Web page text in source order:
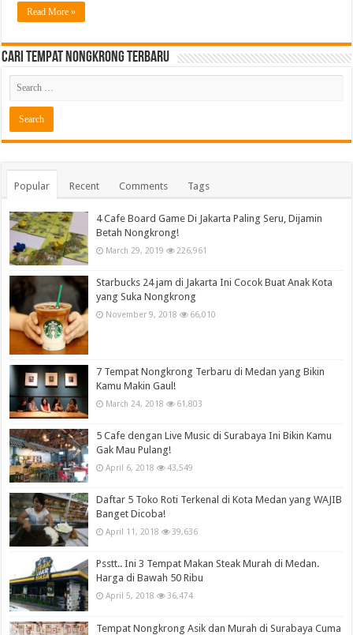
Read More »
Cari Tempat Nongkrong Terbaru
Popular Recent Comments Tags
4 Cafe Board Game Di Jakarta Paling Seru, Dijamin
Betah Nongkrong!
March 29, 2019 226,961
Starbucks 24 jam di Jakarta Ini Cocok Buat Anak Kota
yang Suka Nongkrong
November 9, 2018 66,010
7 Tempat Nongkrong Terbaru di Medan yang Bikin
Kamu Makin Gaul!
March 24, 2018 61,803
5 Cafe dengan Live Music di Surabaya Ini Bikin Kamu
Gak Mau Pulang!
April 6, 2018 43,549
Daftar 5 Toko Roti Terkenal di Kota Medan yang WAJIB
Banget Dicoba!
April 11, 2018 39,636
Psstt.. Ini 3 Tempat Makan Steak Murah di Medan.
Harga di Bawah 50 Ribu
April 5, 2018 36,474
Tempat Nongkrong Asik dan Murah di Surabaya Cuma